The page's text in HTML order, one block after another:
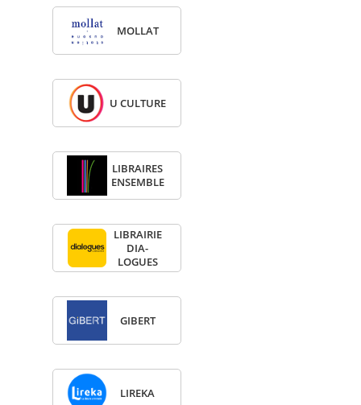
MOL­LAT
U CULTURE
LIBRAIRES
ENSEMBLE
LIBRAI­RIE
DIA­
LOGUES
GIBERT
LIREKA